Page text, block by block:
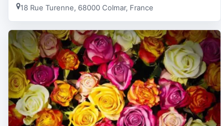
18 Rue Turenne, 68000 Colmar, France